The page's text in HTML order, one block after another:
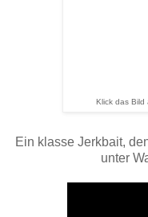
Klick das Bild
Ein klasse Jerkbait,
unter